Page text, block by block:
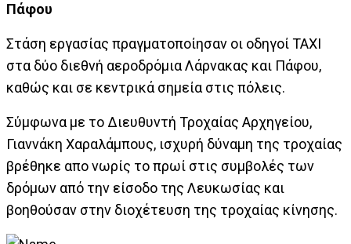
Πάφου
Στάση εργασίας πραγματοποίησαν οι οδηγοί ΤΑΧΙ
στα δύο διεθνή αεροδρόμια Λάρνακας και Πάφου,
καθώς και σε κεντρικά σημεία στις πόλεις.
Σύμφωνα με το Διευθυντή Τροχαίας Αρχηγείου,
Γιαννάκη Χαραλάμπους, ισχυρή δύναμη της τροχαίας
βρέθηκε απο νωρίς το πρωί στις συμβολές των
δρόμων από την είσοδο της Λευκωσίας και
βοηθούσαν στην διοχέτευση της τροχαίας κίνησης.